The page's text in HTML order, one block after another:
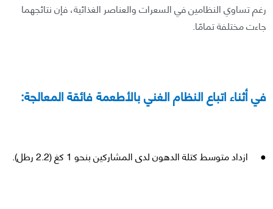
رغم تساوي النظامين في السعرات والعناصر الغذائية، فإن نتائجهما
جاءت مختلفة تمامًا.
في أثناء اتباع النظام الغني بالأطعمة فائقة المعالجة:
● ازداد متوسط كتلة الدهون لدى المشاركين بنحو 1 كغ (2.2 رطل).